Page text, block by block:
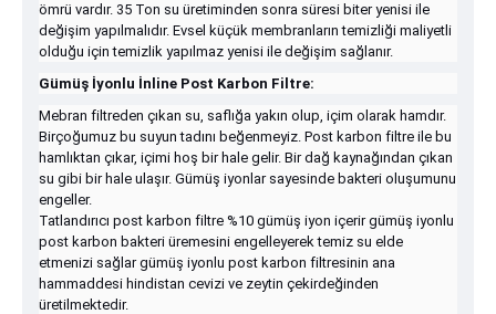
ömrü vardır. 35 Ton su üretiminden sonra süresi biter yenisi ile
değişim yapılmalıdır. Evsel küçük membranların temizliği maliyetli
olduğu için temizlik yapılmaz yenisi ile değişim sağlanır.
Gümüş İyonlu İnline Post Karbon Filtre:
Mebran filtreden çıkan su, saflığa yakın olup, içim olarak hamdır.
Birçoğumuz bu suyun tadını beğenmeyiz. Post karbon filtre ile bu
hamlıktan çıkar, içimi hoş bir hale gelir. Bir dağ kaynağından çıkan
su gibi bir hale ulaşır. Gümüş iyonlar sayesinde bakteri oluşumunu
engeller.
Tatlandırıcı post karbon filtre %10 gümüş iyon içerir gümüş iyonlu
post karbon bakteri üremesini engelleyerek temiz su elde
etmenizi sağlar gümüş iyonlu post karbon filtresinin ana
hammaddesi hindistan cevizi ve zeytin çekirdeğinden
üretilmektedir.